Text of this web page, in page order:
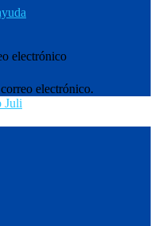
electrónico
electrónico.
Juli